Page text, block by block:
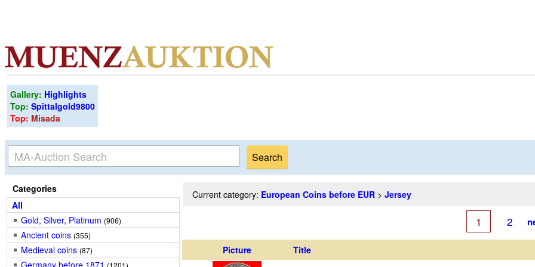
Gallery: Highlights
Top: Spittalgold9800
Top: Misada
Categories
All
Gold, Silver, Platinum (906)
Ancient coins (355)
Medieval coins (87)
Germany before 1871 (1201)
Current category: European Coins before EUR > Jersey
1 2
Picture Title